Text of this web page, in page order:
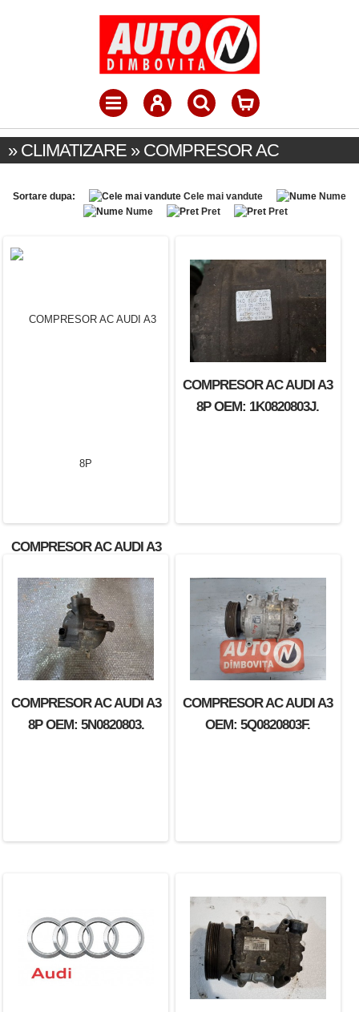
» CLIMATIZARE » COMPRESOR AC
Sortare dupa: Cele mai vandute
Nume
Nume
Pret Pret
COMPRESOR AC AUDI A3
COMPRESOR AC AUDI A3
8P OEM: 1K0820803J.
COMPRESOR AC AUDI A3
8P OEM: 5N0820803.
COMPRESOR AC AUDI A3
OEM: 5Q0820803F.